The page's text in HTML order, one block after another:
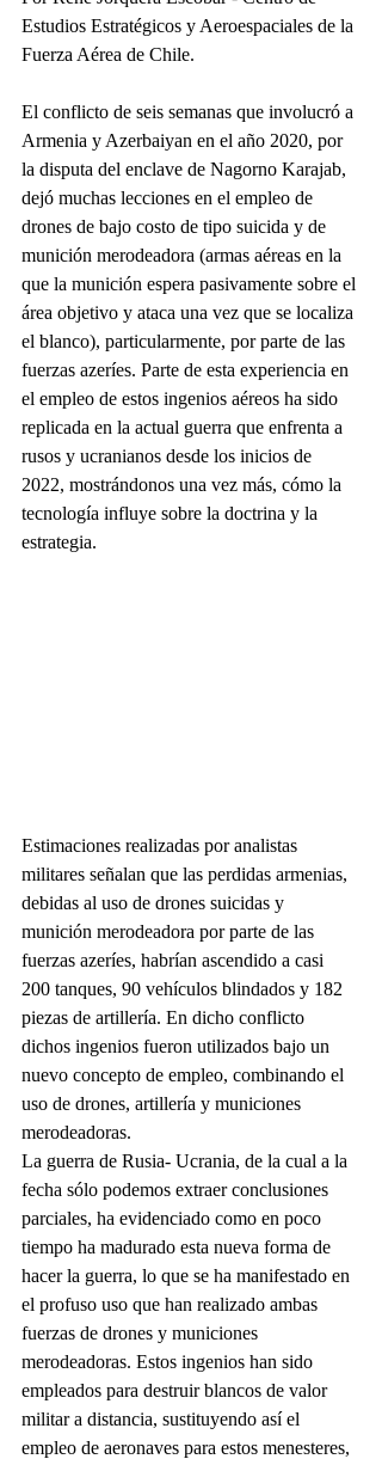
Estudios Estratégicos y Aeroespaciales de la
Fuerza Aérea de Chile.
El conflicto de seis semanas que involucró a
Armenia y Azerbaiyan en el año 2020, por
la disputa del enclave de Nagorno Karajab,
dejó muchas lecciones en el empleo de
drones de bajo costo de tipo suicida y de
munición merodeadora (armas aéreas en la
que la munición espera pasivamente sobre el
área objetivo y ataca una vez que se localiza
el blanco), particularmente, por parte de las
fuerzas azeríes. Parte de esta experiencia en
el empleo de estos ingenios aéreos ha sido
replicada en la actual guerra que enfrenta a
rusos y ucranianos desde los inicios de
2022, mostrándonos una vez más, cómo la
tecnología influye sobre la doctrina y la
estrategia.
Estimaciones realizadas por analistas
militares señalan que las perdidas armenias,
debidas al uso de drones suicidas y
munición merodeadora por parte de las
fuerzas azeríes, habrían ascendido a casi
200 tanques, 90 vehículos blindados y 182
piezas de artillería. En dicho conflicto
dichos ingenios fueron utilizados bajo un
nuevo concepto de empleo, combinando el
uso de drones, artillería y municiones
merodeadoras.
La guerra de Rusia- Ucrania, de la cual a la
fecha sólo podemos extraer conclusiones
parciales, ha evidenciado como en poco
tiempo ha madurado esta nueva forma de
hacer la guerra, lo que se ha manifestado en
el profuso uso que han realizado ambas
fuerzas de drones y municiones
merodeadoras. Estos ingenios han sido
empleados para destruir blancos de valor
militar a distancia, sustituyendo así el
empleo de aeronaves para estos menesteres,